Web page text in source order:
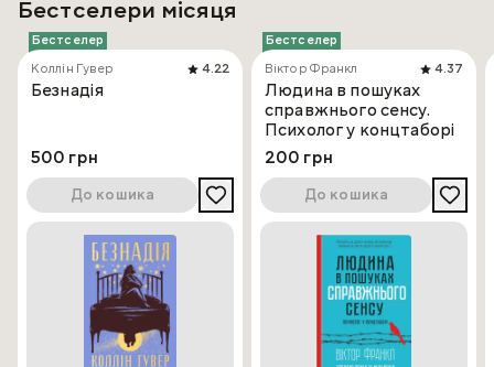
Бестселери місяця
Бестселер
Коллін Гувер
4.22
Безнадія
500 грн
До кошика
Бестселер
Віктор Франкл
4.37
Людина в пошуках
справжнього сенсу.
Психолог у концтаборі
200 грн
До кошика